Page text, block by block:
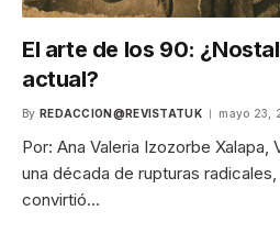
El arte de los 90:
actual?
By REDACCION@REVISTATUK mayo 23,
Por: Ana Valeria Izozorbe
una década de rupturas
convirtió…